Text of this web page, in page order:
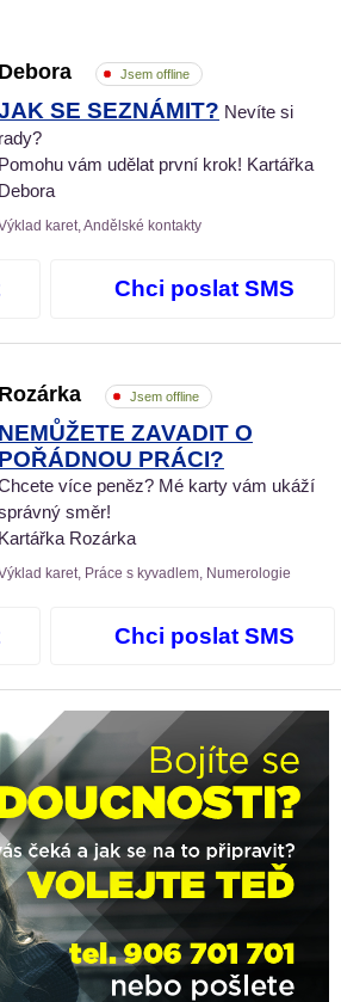
Debora Jsem offline
SE SEZNÁMIT? Nevíte si
rady?
Pomohu vám udělat první krok! Kartářka
Debora
karet, Andělské kontakty
Chci poslat SMS
Rozárka Jsem offline
NEMŮŽETE ZAVADIT O
POŘÁDNOU PRÁCI?
více peněz? Mé karty vám ukáží
směr!
Kartářka Rozárka
karet, Práce s kyvadlem, Numerologie
Chci poslat SMS